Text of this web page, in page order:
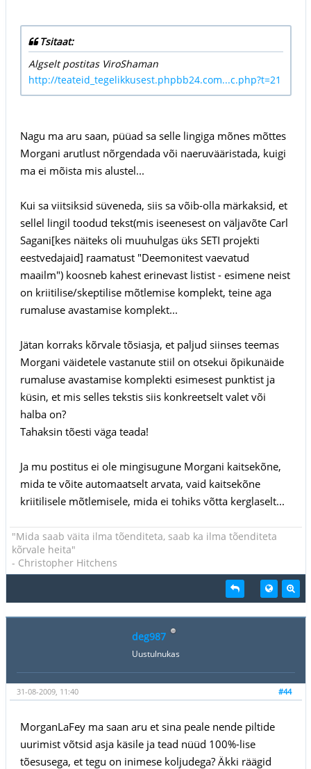
Tsitaat:
Algselt postitas ViroShaman
http://teateid_tegelikkusest.phpbb24.com...c.php?t=21
Nagu ma aru saan, püüad sa selle lingiga mõnes mõttes
Morgani arutlust nõrgendada või naeruvääristada, kuigi
ma ei mõista mis alustel...
Kui sa viitsiksid süveneda, siis sa võib-olla märkaksid, et
sellel lingil toodud tekst(mis iseenesest on väljavõte Carl
Sagani[kes näiteks oli muuhulgas üks SETI projekti
eestvedajaid] raamatust "Deemonitest vaevatud
maailm") koosneb kahest erinevast listist - esimene neist
on kriitilise/skeptilise mõtlemise komplekt, teine aga
rumaluse avastamise komplekt...
Jätan korraks kõrvale tõsiasja, et paljud siinses teemas
Morgani väidetele vastanute stiil on otsekui õpikunäide
rumaluse avastamise komplekti esimesest punktist ja
küsin, et mis selles tekstis siis konkreetselt valet või
halba on?
Tahaksin tõesti väga teada!
Ja mu postitus ei ole mingisugune Morgani kaitsekõne,
mida te võite automaatselt arvata, vaid kaitsekõne
kriitilisele mõtlemisele, mida ei tohiks võtta kerglaselt...
"Mida saab väita ilma tõenditeta, saab ka ilma tõenditeta
kõrvale heita"
- Christopher Hitchens
deg987
Uustulnukas
#44
31-08-2009, 11:40
MorganLaFey ma saan aru et sina peale nende piltide
uurimist võtsid asja käsile ja tead nüüd 100%-lise
tõesusega, et tegu on inimese koljudega? Äkki räägid